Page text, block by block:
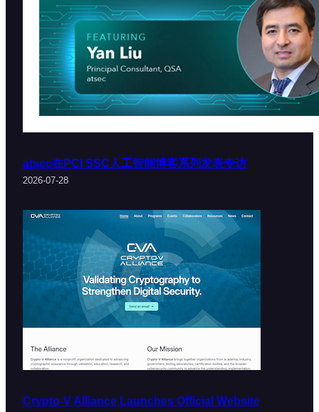
atsec在PCI SSC人工智能博客系列发表专访
2026-07-28
Crypto-V Alliance Launches Official Website